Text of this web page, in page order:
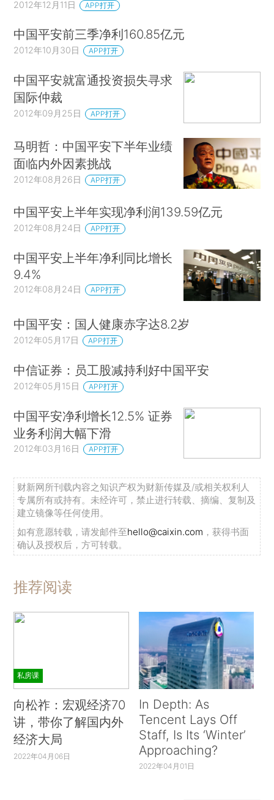
2012年12月11日 APP打开
中国平安前三季净利160.85亿元
2012年10月30日 APP打开
中国平安就富通投资损失寻求
国际仲裁
2012年09月25日 APP打开
马明哲：中国平安下半年业绩
面临内外因素挑战
2012年08月26日 APP打开
中国平安上半年实现净利润139.59亿元
2012年08月24日 APP打开
中国平安上半年净利同比增长
9.4%
2012年08月24日 APP打开
中国平安：国人健康赤字达8.2岁
2012年05月17日 APP打开
中信证券：员工股减持利好中国平安
2012年05月15日 APP打开
中国平安净利增长12.5% 证券
业务利润大幅下滑
2012年03月16日 APP打开
财新网所刊载内容之知识产权为财新传媒及/或相关权利人
专属所有或持有。未经许可，禁止进行转载、摘编、复制及
建立镜像等任何使用。
如有意愿转载，请发邮件至hello@caixin.com ，获得书面
确认及授权后，方可转载。
推荐阅读
私房课
向松祚：宏观经济70
讲，带你了解国内外
经济大局
2022年04月06日
In Depth: As
Tencent Lays Off
Staff, Is Its ‘Winter’
Approaching?
2022年04月01日